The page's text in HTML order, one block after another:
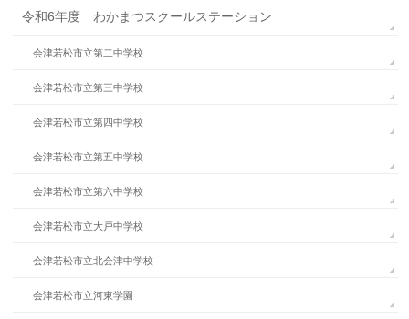
令和6年度 わかまつスクールステーション
会津若松市立第二中学校
会津若松市立第三中学校
会津若松市立第四中学校
会津若松市立第五中学校
会津若松市立第六中学校
会津若松市立大戸中学校
会津若松市立北会津中学校
会津若松市立河東学園